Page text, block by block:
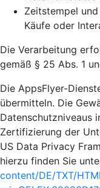
Zeitstempel
Käufe oder
Die Verarbeitung
gemäß § 25 Abs. 1
Die AppsFlyer-
übermitteln. Die
Datenschutzniveaus
Zertifizierung der
US Data Privacy
hierzu finden Sie
content/DE/TXT/